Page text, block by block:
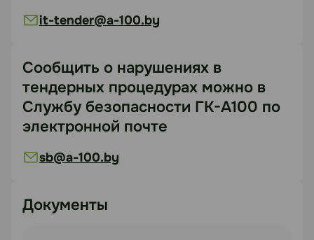
it-tender@a-100.by
Сообщить о нарушениях в
тендерных процедурах можно в
Службу безопасности ГК-А100 по
электронной почте
sb@a-100.by
Документы